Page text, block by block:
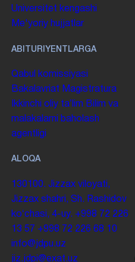
Universitet kengashi
Me'yoriy hujjatlar
ABITURIYENTLARGA
Qabul komissiyasi
Bakalavriat Magistratura
Ikkinchi oliy taʼlim Bilim va
malakalarni baholash
agentligi
ALOQA
130100. Jizzax viloyati,
Jizzax shahri, Sh. Rashidov
koʻchasi, 4-uy. +998 72 226
13 57 +998 72 226 68 10
info@jdpu.uz
jiz.jdpi@exat.uz